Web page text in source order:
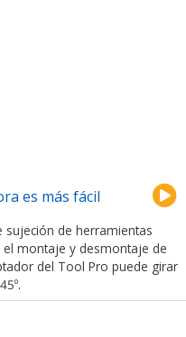
es más fácil
sujeción de herramientas
el montaje y desmontaje de
del Tool Pro puede girar